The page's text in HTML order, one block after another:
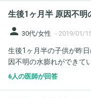
生後1ヶ月半 原因不明
person 30代/女性 - 2019/01/
生後1ヶ月半の子供が昨
因不明の水膨れができてい
6人の医師が回答